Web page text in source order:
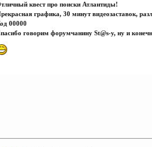
квест про поиски Атлантиды!
графика, 30 минут видеозаставок,
00000
говорим форумчанину St@s-у, ну и